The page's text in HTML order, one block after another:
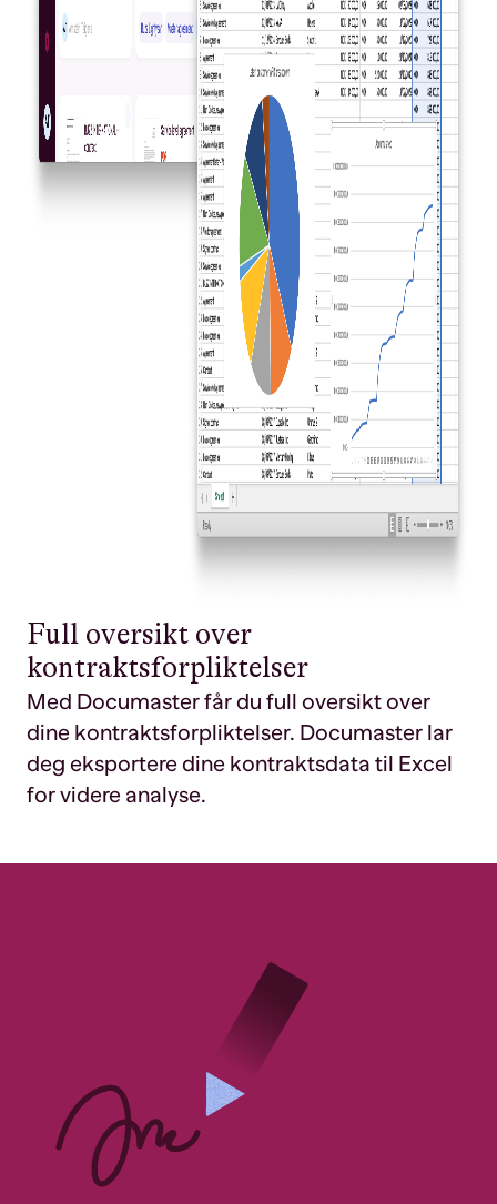
Full oversikt over
kontraktsforpliktelser
Med Documaster får du full oversikt over
dine kontraktsforpliktelser. Documaster lar
deg eksportere dine kontraktsdata til Excel
for videre analyse.